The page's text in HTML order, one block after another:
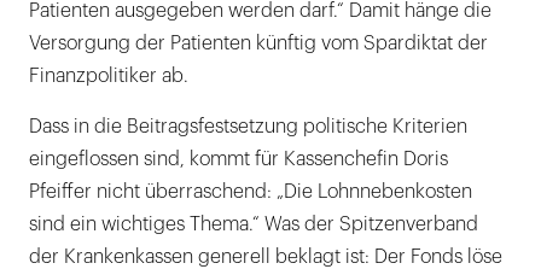
Patienten ausgegeben werden darf.“ Damit hänge die
Versorgung der Patienten künftig vom Spardiktat der
Finanzpolitiker ab.
Dass in die Beitragsfestsetzung politische Kriterien
eingeflossen sind, kommt für Kassenchefin Doris
Pfeiffer nicht überraschend: „Die Lohnnebenkosten
sind ein wichtiges Thema.“ Was der Spitzenverband
der Krankenkassen generell beklagt ist: Der Fonds löse